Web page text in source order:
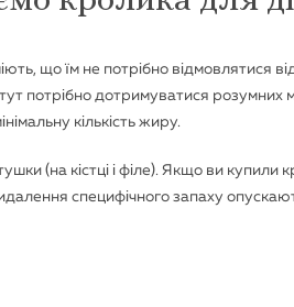
що їм не потрібно відмовлятися
потрібно дотримуватися
кількість жиру.
(на кістці і філе). Якщо ви купили
специфічного запаху